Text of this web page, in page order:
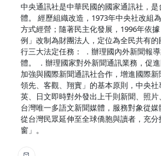
中央通訊社是中華民國的國家通訊社，
體。 經歷組織改造，1973年中央社改組
方式經營；隨著民主化發展，1996年依
例」改制為財團法人，定位為全民共有
行三大法定任務： ．辦理國內外新聞報
體。 ．辦理國家對外新聞通訊業務，促
加強與國際新聞通訊社合作，增進國際新
領先、客觀、翔實」的基本原則，中央社
英、日文即時對外發出上千則新聞、照
台灣唯一多語文新聞媒體，服務對象從媒
從台灣民眾延伸至全球僑胞與讀者，充
窗」。